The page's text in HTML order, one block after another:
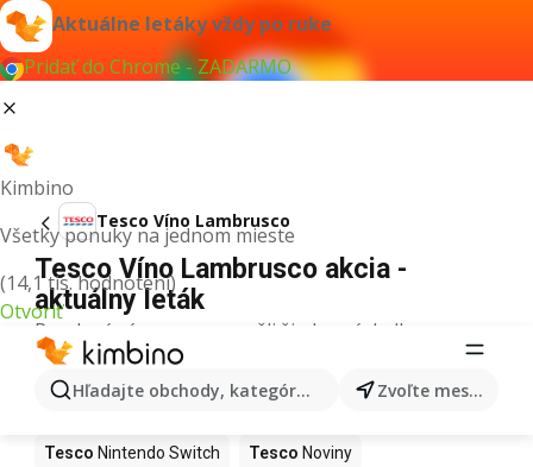
Aktuálne letáky vždy po ruke
Pridať do Chrome - ZADARMO
Kimbino
Všetky ponuky na jednom mieste
(14,1 tis. hodnotení)
Otvoriť
Hľadajte obchody, kategórie, produkty... Zvoľte mesto
Tesco Víno Lambrusco
Tesco Víno Lambrusco akcia -
aktuálny leták
Pre daný výraz sme nenašli žiadne výsledky.
Ďalšie produkty v obchodoch Tesco
Tesco Kapor Tesco Ashwagandha
Tesco Nintendo Switch Tesco Noviny